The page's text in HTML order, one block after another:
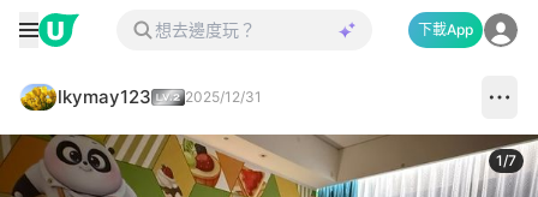
下載App
lkymay123 2025/12/31
1/7